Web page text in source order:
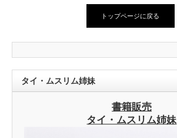
トップページに戻る
タイ・ムスリム姉妹
書籍販売
タイ・ムスリム姉妹